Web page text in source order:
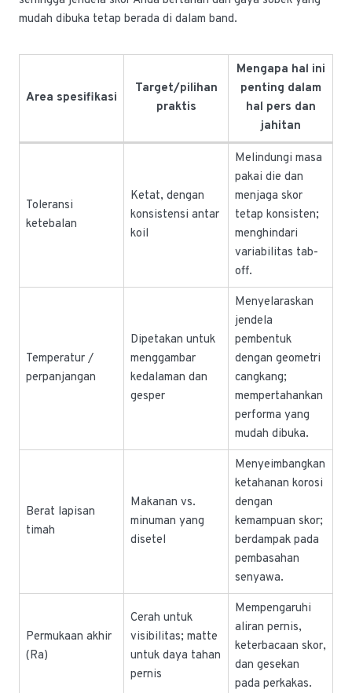
mudah dibuka tetap berada di dalam band.
Area spesifikasi
Target/pilihan
praktis
Mengapa hal ini
penting dalam
hal pers dan
jahitan
Toleransi
ketebalan
Ketat, dengan
konsistensi antar
koil
Melindungi masa
pakai die dan
menjaga skor
tetap konsisten;
menghindari
variabilitas tab-
off.
Temperatur /
perpanjangan
Dipetakan untuk
menggambar
kedalaman dan
gesper
Menyelaraskan
jendela
pembentuk
dengan geometri
cangkang;
mempertahankan
performa yang
mudah dibuka.
Berat lapisan
timah
Makanan vs.
minuman yang
disetel
Menyeimbangkan
ketahanan korosi
dengan
kemampuan skor;
berdampak pada
pembasahan
senyawa.
Permukaan akhir
(Ra)
Cerah untuk
visibilitas; matte
untuk daya tahan
pernis
Mempengaruhi
aliran pernis,
keterbacaan skor,
dan gesekan
pada perkakas.